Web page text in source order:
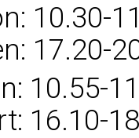
10.30-
17.20-
10.55-
16.10-